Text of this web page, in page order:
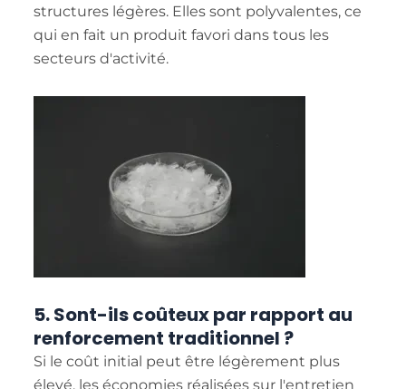
structures légères. Elles sont polyvalentes, ce
qui en fait un produit favori dans tous les
secteurs d'activité.
5. Sont-ils coûteux par rapport au
renforcement traditionnel ?
Si le coût initial peut être légèrement plus
élevé, les économies réalisées sur l'entretien